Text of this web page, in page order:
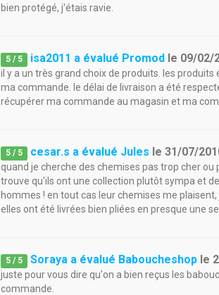
bien protégé, j'étais ravie.
5 / 5 isa2011 a évalué Promod le 09/02/
il y a un très grand choix de produits. les
ma commande. le délai de livraison a été
récupérer ma commande au magasin et ma
5 / 5 cesar.s a évalué Jules le31/07/
quand je cherche des chemises pas trop cher
trouve qu'ils ont une collection plutôt sympa et
hommes ! en tout cas leur chemises me
elles ont été livrées bien pliées en presque une
5 / 5 Soraya a évalué Baboucheshop le
juste pour vous dire qu'on a bien reçus les
commande.